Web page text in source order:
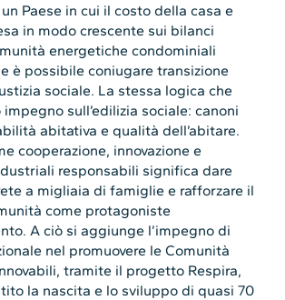
Paese in cui il costo della casa e
in modo crescente sui bilanci
energetiche condominiali
è possibile coniugare transizione
sociale. La stessa logica che
sull’edilizia sociale: canoni
abitativa e qualità dell’abitare.
cooperazione, innovazione e
responsabili significa dare
a migliaia di famiglie e rafforzare il
come protagoniste
A ciò si aggiunge l’impegno di
nel promuovere le Comunità
tramite il progetto Respira,
la nascita e lo sviluppo di quasi 70